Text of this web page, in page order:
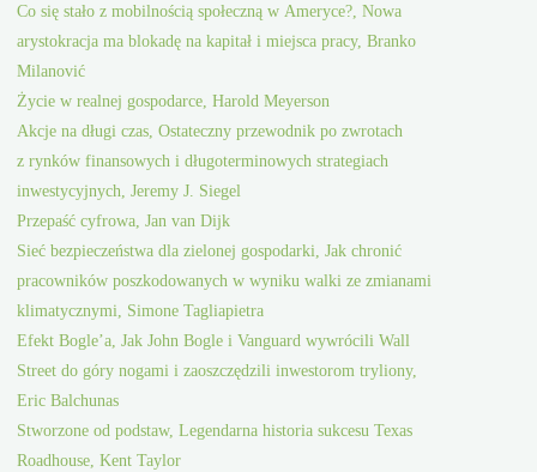
Co się stało z mobilnością społeczną w Ameryce?, Nowa
arystokracja ma blokadę na kapitał i miejsca pracy, Branko
Milanović
Życie w realnej gospodarce, Harold Meyerson
Akcje na długi czas, Ostateczny przewodnik po zwrotach
z rynków finansowych i długoterminowych strategiach
inwestycyjnych, Jeremy J. Siegel
Przepaść cyfrowa, Jan van Dijk
Sieć bezpieczeństwa dla zielonej gospodarki, Jak chronić
pracowników poszkodowanych w wyniku walki ze zmianami
klimatycznymi, Simone Tagliapietra
Efekt Bogle’a, Jak John Bogle i Vanguard wywrócili Wall
Street do góry nogami i zaoszczędzili inwestorom tryliony,
Eric Balchunas
Stworzone od podstaw, Legendarna historia sukcesu Texas
Roadhouse, Kent Taylor